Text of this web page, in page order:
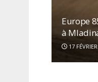
Europe
à
17